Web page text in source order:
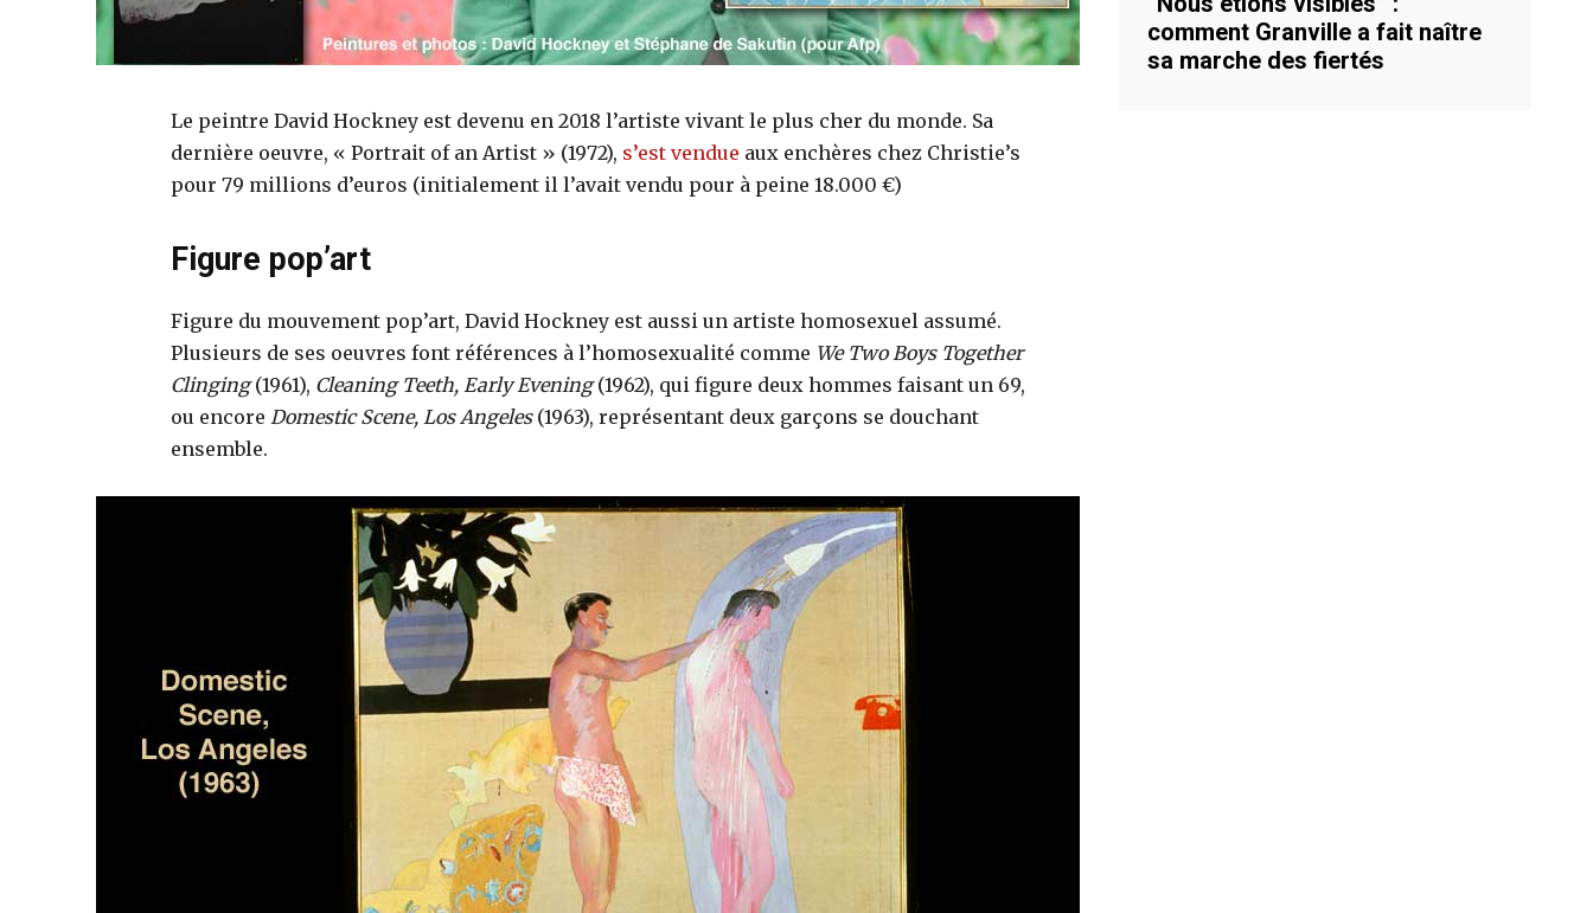
Le peintre David Hockney est devenu en 2018 l’artiste vivant le plus cher du monde. Sa
dernière oeuvre, « Portrait of an Artist » (1972), s’est vendue aux enchères chez Christie’s
pour 79 millions d’euros (initialement il l’avait vendu pour à peine 18.000 €)
Figure pop’art
Figure du mouvement pop’art, David Hockney est aussi un artiste homosexuel assumé.
Plusieurs de ses oeuvres font références à l’homosexualité comme We Two Boys Together
Clinging(1961), Cleaning Teeth, Early Evening(1962), qui figure deux hommes faisant un 69,
ou encore Domestic Scene, Los Angeles(1963), représentant deux garçons se douchant
ensemble.
comment Granville a fait naître
sa marche des fiertés